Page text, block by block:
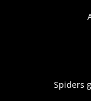
Spiders